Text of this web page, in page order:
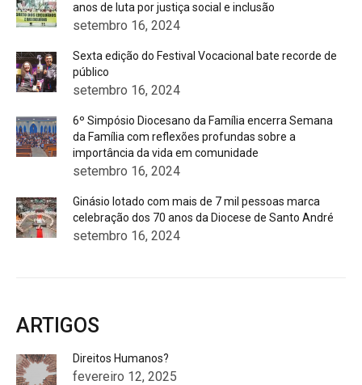
anos de luta por justiça social e inclusão
setembro 16, 2024
Sexta edição do Festival Vocacional bate recorde de
público
setembro 16, 2024
6º Simpósio Diocesano da Família encerra Semana
da Família com reflexões profundas sobre a
importância da vida em comunidade
setembro 16, 2024
Ginásio lotado com mais de 7 mil pessoas marca
celebração dos 70 anos da Diocese de Santo André
setembro 16, 2024
ARTIGOS
Direitos Humanos?
fevereiro 12, 2025